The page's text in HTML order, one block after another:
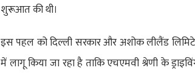
शुरूआत की थी।
इस पहल को दिल्ली सरकार और अशोक लीलैंड
में लागू किया जा रहा है ताकि एचएमवी श्रेणी के